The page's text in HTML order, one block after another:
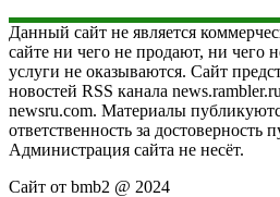
Данный сайт не является
сайте ни чего не продают, ни чего
услуги не оказываются. Сайт
новостей RSS канала
newsru.com. Материалы
ответственность за достоверность
Администрация сайта не несёт.
Сайт от bmb2 @ 2024